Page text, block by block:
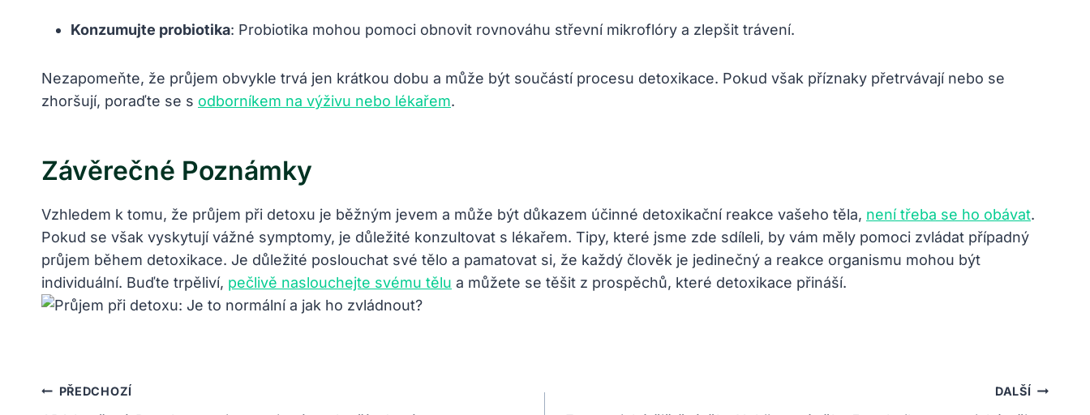
Konzumujte probiotika: Probiotika mohou pomoci obnovit rovnováhu střevní mikroflóry a zlepšit trávení.
Nezapomeňte, že průjem obvykle trvá jen krátkou dobu a může být součástí procesu detoxikace. Pokud však příznaky přetrvávají nebo se
zhoršují, poraďte se s odborníkem na výživu nebo lékařem.
Závěrečné Poznámky
Vzhledem k tomu, že průjem při detoxu je běžným jevem a může být důkazem účinné detoxikační reakce vašeho těla, není třeba se ho obávat.
Pokud se však vyskytují vážné symptomy, je důležité konzultovat s lékařem. Tipy, které jsme zde sdíleli, by vám měly pomoci zvládat případný
průjem během detoxikace. Je důležité poslouchat své tělo a pamatovat si, že každý člověk je jedinečný a reakce organismu mohou být
individuální. Buďte trpěliví, pečlivě naslouchejte svému tělu a můžete se těšit z prospěchů, které detoxikace přináší.
Navigace
PŘEDCHOZÍ DALŠÍ